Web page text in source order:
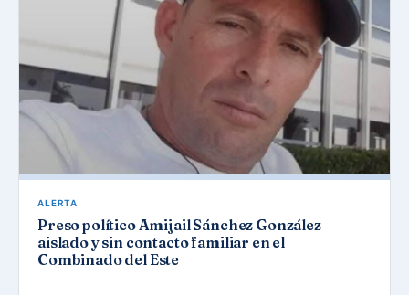
ALERTA
Preso político Amijail Sánchez González
aislado y sin contacto familiar en el
Combinado del Este